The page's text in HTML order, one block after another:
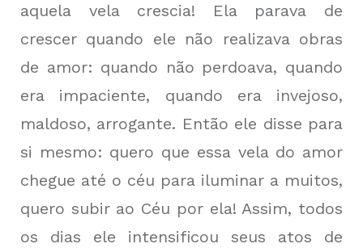
aquela vela crescia! Ela parava de
crescer quando ele não realizava obras
de amor: quando não perdoava, quando
era impaciente, quando era invejoso,
maldoso, arrogante. Então ele disse para
si mesmo: quero que essa vela do amor
chegue até o céu para iluminar a muitos,
quero subir ao Céu por ela! Assim, todos
os dias ele intensificou seus atos de